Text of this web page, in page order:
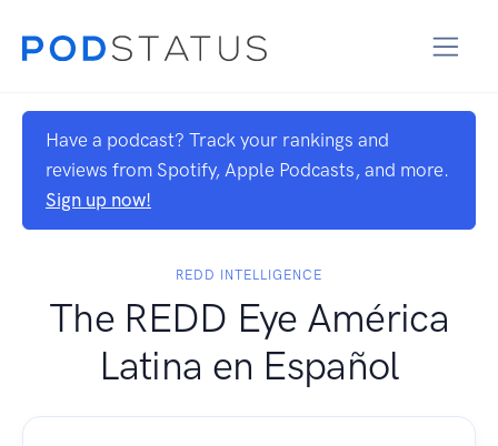
Have a podcast? Track your rankings and
reviews from Spotify, Apple Podcasts, and more.
Sign up now!
REDD INTELLIGENCE
The REDD Eye América
Latina en Español